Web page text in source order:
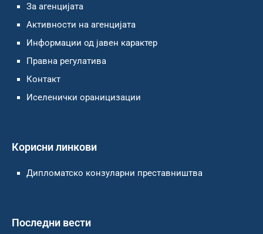
За агенцијата
Активности на агенцијата
Информации од јавен карактер
Правна регулатива
Контакт
Иселенички ораницизации
Корисни линкови
Дипломатско конзуларни преставништва
Последни вести